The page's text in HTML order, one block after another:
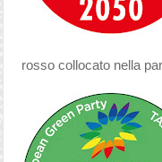
rosso collocato nella